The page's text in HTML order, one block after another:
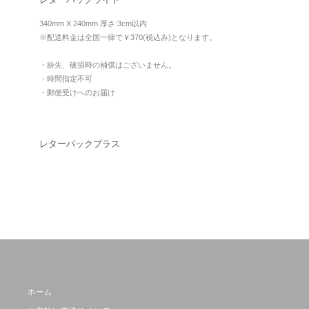
340mm X 240mm 厚さ:3cm以内
※配送料金は全国一律で￥370(税込み)となります。
・紛失、破損時の補償はございません。
・時間指定不可
・郵便受けへのお届け
レターパックプラス
ホーム